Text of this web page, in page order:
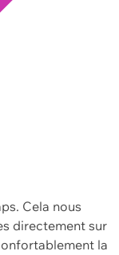
Cela nous
directement sur
la